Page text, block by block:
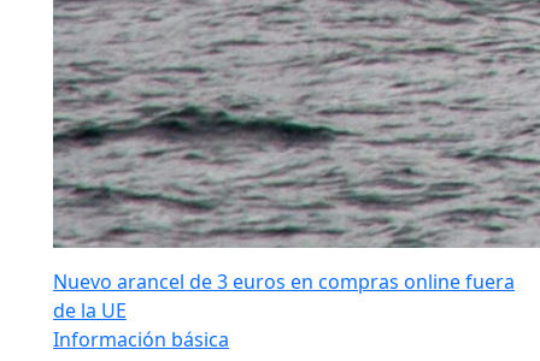
Nuevo arancel de 3 euros en compras online fuera
de la UE
Información básica